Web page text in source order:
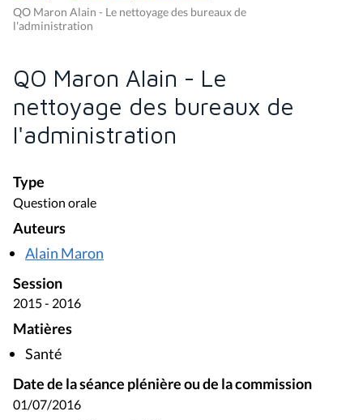
QO Maron Alain - Le nettoyage des bureaux de
l'administration
QO Maron Alain - Le
nettoyage des bureaux de
l'administration
Type
Question orale
Auteurs
Alain Maron
Session
2015 - 2016
Matières
Santé
Date de la séance plénière ou de la commission
01/07/2016